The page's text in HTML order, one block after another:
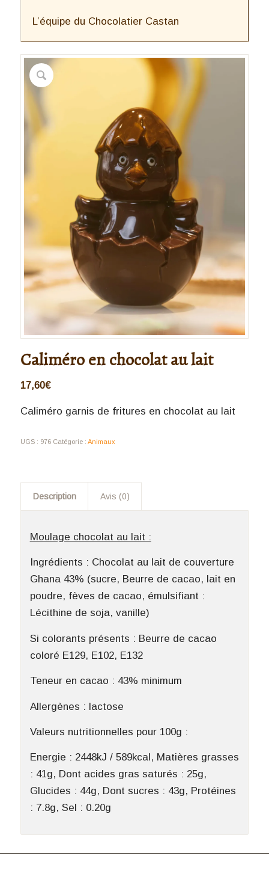
L’équipe du Chocolatier Castan
Caliméro en chocolat au lait
17,60€
Caliméro garnis de fritures en chocolat au lait
UGS : 976 Catégorie : Animaux
Description Avis (0)
Moulage chocolat au lait :
Ingrédients : Chocolat au lait de couverture
Ghana 43% (sucre, Beurre de cacao, lait en
poudre, fèves de cacao, émulsifiant :
Lécithine de soja, vanille)
Si colorants présents : Beurre de cacao
coloré E129, E102, E132
Teneur en cacao : 43% minimum
Allergènes : lactose
Valeurs nutritionnelles pour 100g :
Energie : 2448kJ / 589kcal, Matières grasses
: 41g, Dont acides gras saturés : 25g,
Glucides : 44g, Dont sucres : 43g, Protéines
: 7.8g, Sel : 0.20g